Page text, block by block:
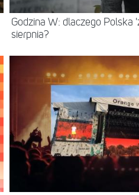
Godzina W: dlaczego Polska
sierpnia?